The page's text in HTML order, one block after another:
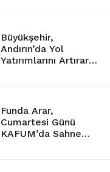
Büyükşehir,
Andırın’da Yol
Yatırımlarını Artırarak
Funda Arar,
Cumartesi Günü
KAFUM’da Sahne